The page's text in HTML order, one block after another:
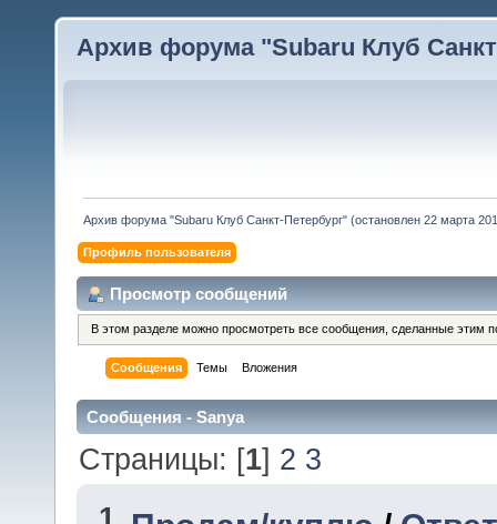
Архив форума "Subaru Клуб
Архив форума "Subaru Клуб Санкт-Петербург" (остановлен 22 марта
Профиль пользователя
Просмотр сообщений
В этом разделе можно просмотреть все сообщения, сделанные этим
Сообщения Темы Вложения
Сообщения - Sanya
Страницы: [1] 2 3